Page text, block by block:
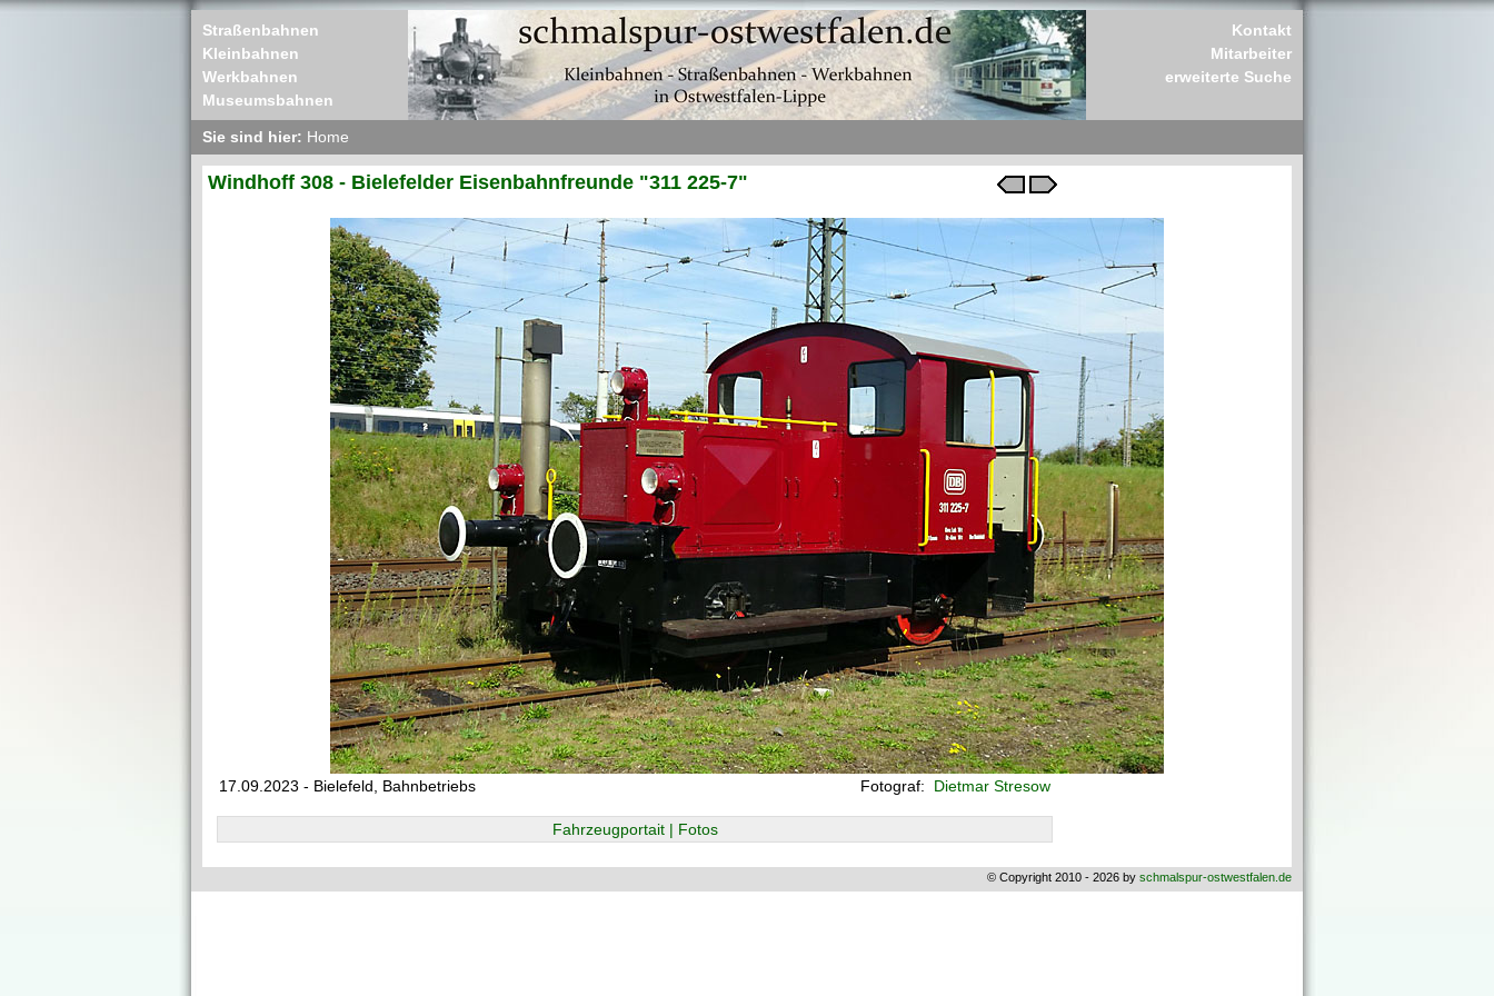
Straßenbahnen
Kleinbahnen
Werkbahnen
Museumsbahnen
Kontakt
Mitarbeiter
erweiterte Suche
Sie sind hier: Home
Windhoff 308 - Bielefelder Eisenbahnfreunde "311 225-7"
17.09.2023 - Bielefeld, Bahnbetriebs Fotograf: Dietmar Stresow
Fahrzeugportait | Fotos
© Copyright 2010 - 2026 by schmalspur-ostwestfalen.de